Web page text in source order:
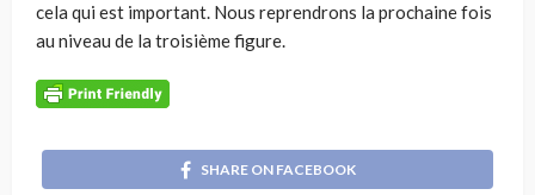
cela qui est important. Nous reprendrons la prochaine fois
au niveau de la troisième figure.
SHARE ON FACEBOOK